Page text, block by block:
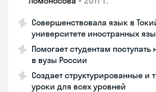
Совершенствовала язык в
университете иностранных
Помогает студентам поступать
в вузы России
Создает структурированные и
уроки для всех уровней